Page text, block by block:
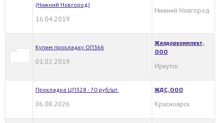
(Нижний Новгород)
16.04.2019
Нижний Новгород
Купим прокладку ОП366
01.02.2019
Желдоркомплект,
ООО
Иркутск
Прокладка ЦП328 - 70 руб/шт.
06.08.2026
ЖДС, ООО
Красноярск